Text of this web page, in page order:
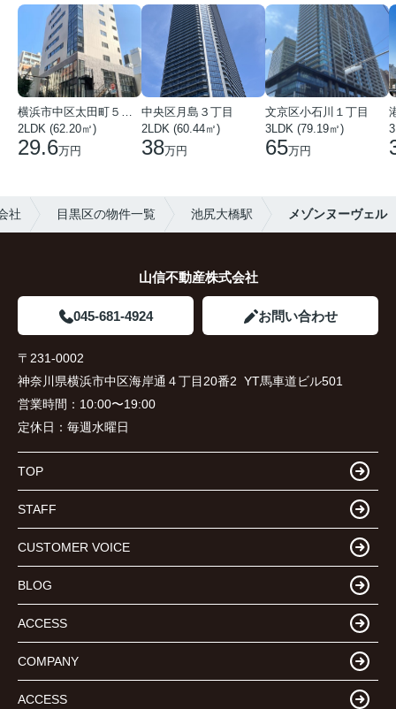
横浜市中区太田町５丁目
2LDK (62.20㎡)
29.6万円
中央区月島３丁目
2LDK (60.44㎡)
38万円
文京区小石川１丁目
3LDK (79.19㎡)
65万円
社 目黒区の物件一覧 池尻大橋駅 メゾンヌーヴェル
山信不動産株式会社
045-681-4924 お問い合わせ
〒231-0002
神奈川県横浜市中区海岸通４丁目20番2 YT馬車道ビル501
営業時間： 10:00〜19:00
定休日： 毎週水曜日
TOP
STAFF
CUSTOMER VOICE
BLOG
ACCESS
COMPANY
ACCESS